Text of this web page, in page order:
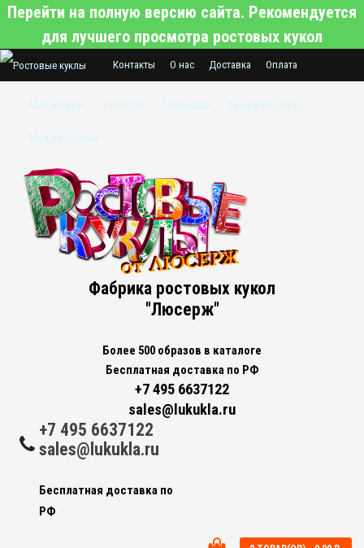
Перейти на полную версию сайта. Рекомендуется
для лучшего просмотра ростовых кукол
Контакты О нас Доставка Оплата
Мой аккаунт Закладки Сравнение Оформить заказ
Мои настройки
Фабрика ростовых кукол
"Люсерж"
Более 500 образов в каталоге
Бесплатная доставка по РФ
+7 495 6637122
sales@lukukla.ru
+7 495 6637122
sales@lukukla.ru
Бесплатная доставка по
РФ